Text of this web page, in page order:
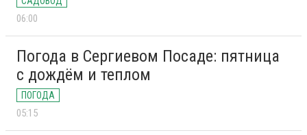
06:00
Погода в Сергиевом Посаде: пятница
с дождём и теплом
ПОГОДА
05:15